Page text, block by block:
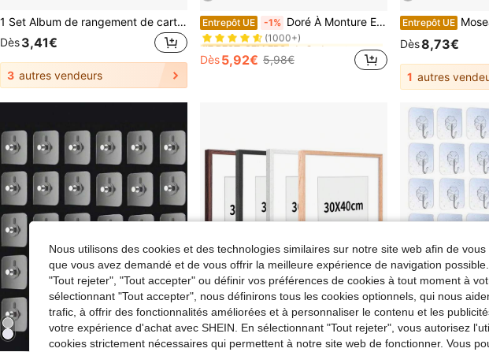
1 Set Album de rangement de cartes photo A5 multifonctionnel premium, design d'album minimaliste, livre de rangement compact et durable, couverture de cahier à feuilles mobiles en PU, convient pour la planification quotidienne et les notes, fournitures de bureau, album de collection de billets et de cartes
Dès3,41€
3 autres vendeurs
Entrepôt UE -1% Doré À Monture En Métal Acrylique Flottant Porte-photos , Moderne Cadre Décoratif
#7 BEST-SELLERS
(1000+)
#7 BEST-SELLERS
(1000+)
#7 BEST-SELLERS
(1000+)
#7 BEST-SELLERS
de Cadres et porte-photos
Dès5,92€ 5,98€
Entrepôt UE Mosearon 1/2/3 pièces Cadre photo en bois
Dès8,73€
1 autres
Nous utilisons des cookies et des technologies similaires sur notre site web afin de
que vous avez demandé et de vous offrir la meilleure expérience de navigation
"Tout rejeter", "Tout accepter" ou définir vos préférences de cookies à tout moment à
sélectionnant "Tout accepter", nous définirons tous les cookies optionnels, qui nous
trafic, à offrir des fonctionnalités améliorées et à personnaliser le contenu et les
votre expérience d'achat avec SHEIN. En sélectionnant "Tout rejeter", vous autorisez
cookies strictement nécessaires qui permettent à notre site web de fonctionner. Vous